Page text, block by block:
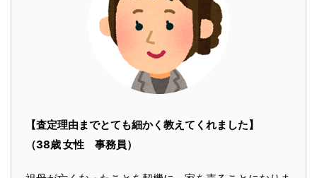
【査定理由までとても細かく教えてくれました】
（38歳 女性 事務員）